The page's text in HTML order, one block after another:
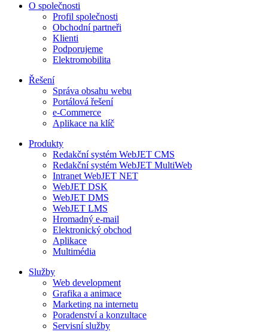
O společnosti
Profil společnosti
Obchodní partneři
Klienti
Podporujeme
Elektromobilita
Řešení
Správa obsahu webu
Portálová řešení
e-Commerce
Aplikace na klíč
Produkty
Redakční systém WebJET CMS
Redakční systém WebJET MultiWeb
Intranet WebJET NET
WebJET DSK
WebJET DMS
WebJET LMS
Hromadný e-mail
Elektronický obchod
Aplikace
Multimédia
Služby
Web development
Grafika a animace
Marketing na internetu
Poradenství a konzultace
Servisní služby